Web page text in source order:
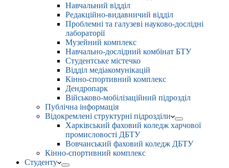
Навчальний відділ
Редакційно-видавничий відділ
Проблемні та галузеві науково-дослідні
лабораторії
Музейний комплекс
Навчально-дослідний комбінат БТУ
Студентське містечко
Відділ медіакомунікацій
Кінно-спортивний комплекс
Дендропарк
Військово-мобілізаційний підрозділ
Публічна інформація
Відокремлені структурні підрозділи
Харківський фаховий коледж харчової
промисловості ДБТУ
Вовчанський фаховий коледж ДБТУ
Кінно-спортивний комплекс
Студенту